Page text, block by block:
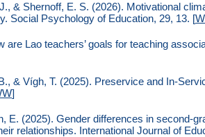
& Shernoff, E. S. (2026). Motivational
Social Psychology of Education, 29, 13. [
are Lao teachers’ goals for teaching
& Vígh, T. (2025). Preservice and In-
]
E. (2025). Gender differences in second-
relationships. International Journal of